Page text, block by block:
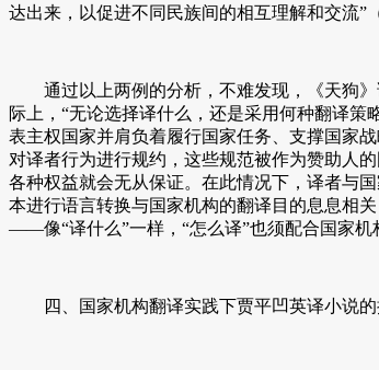
达出来，以促进不同民族间的相互理解和交流”（
通过以上两例的分析，不难发现，《天狗》
际上，“无论选择译什么，还是采用何种翻译
表主权国家并肩负着履行国家任务、支撑国家
对译者行为进行规约，这些规范被作为赞助人
各种权益就会无从保证。在此情况下，译者与
本进行语言转换与国家机构的翻译目的息息相
——像“译什么”一样，“怎么译”也须配合国家机
四、国家机构翻译实践下贾平凹英译小说的